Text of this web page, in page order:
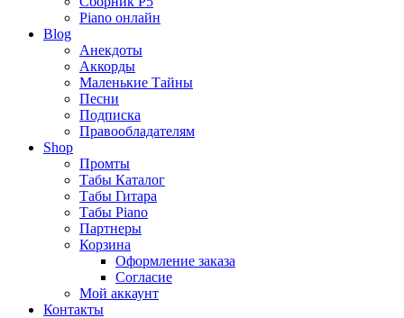
Piano онлайн
Blog
Анекдоты
Аккорды
Маленькие Тайны
Песни
Подписка
Правообладателям
Shop
Промты
Табы Каталог
Табы Гитара
Табы Piano
Партнеры
Корзина
Оформление заказа
Согласие
Мой аккаунт
Контакты